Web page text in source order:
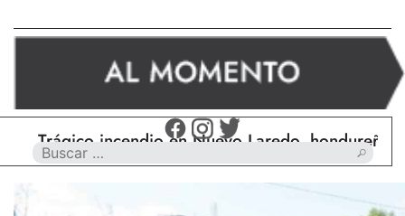
incendio en Nuevo Laredo, hondureño